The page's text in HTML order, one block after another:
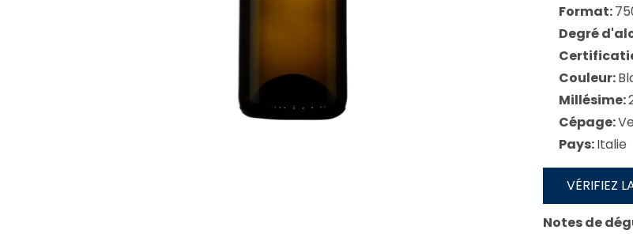
Format:
Degré
Couleur:
Millésime:
Cépage:
Pays:Italie
VÉRIFIEZ
Notes de